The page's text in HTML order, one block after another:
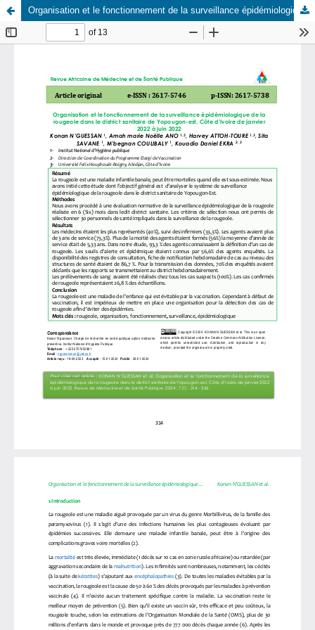
Organisation et le fonctionnement de la surveillance épidémiologique de la rougeole dans le district sanitaire de Yopougon-est, Côte d’Ivoire de janvier 2022 à juin 2022